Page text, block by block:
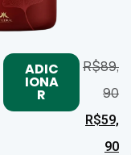
ADIC
IONA
R
R$89,
90
R$59,
90